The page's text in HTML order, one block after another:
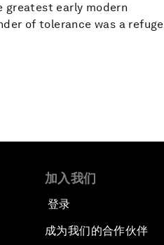
greatest early modern
of tolerance was a
加入我们
登录
成为我们的合作伙伴